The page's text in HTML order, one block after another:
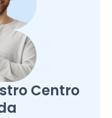
Centro